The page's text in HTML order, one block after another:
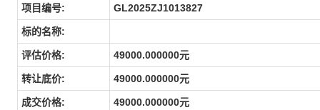
项目编号: GL2025ZJ1013827
标的名称:
评估价格: 49000.000000元
转让底价: 49000.000000元
成交价格: 49000.000000元